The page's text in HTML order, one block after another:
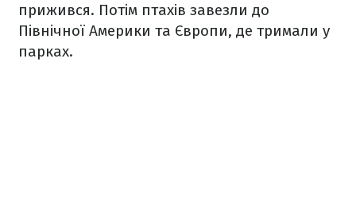
прижився. Потім птахів завезли до
Північної Америки та Європи, де тримали у
парках.